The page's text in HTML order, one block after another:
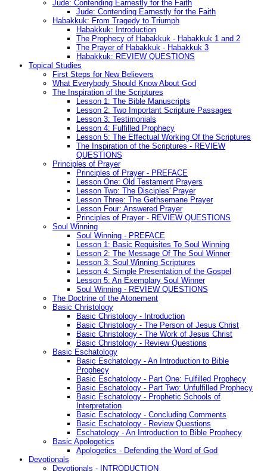
Jude: Contending Earnestly for the Faith
Jude: Contending Earnestly for the Faith
Habakkuk: From Tragedy to Triumph
Habakkuk: Introduction
The Prophecy of Habakkuk - Habakkuk 1 and 2
The Prayer of Habakkuk - Habakkuk 3
Habakkuk: REVIEW QUESTIONS
Topical Studies
First Steps for New Believers
What Everybody Should Know About God
The Inspiration of the Scriptures
Lesson 1: The Bible Manuscripts
Lesson 2: Two Important Scripture Passages
Lesson 3: Testimonials
Lesson 4: Fulfilled Prophecy
Lesson 5: The Effectual Working Of the Scriptures
The Inspiration of the Scriptures - REVIEW
QUESTIONS
Principles of Prayer
Principles of Prayer - PREFACE
Lesson One: Old Testament Prayers
Lesson Two: The Disciples' Prayer
Lesson Three: The Gethsemane Prayer
Lesson Four: Answered Prayer
Principles of Prayer - REVIEW QUESTIONS
Soul Winning
Soul Winning - PREFACE
Lesson 1: Basic Requisites To Soul Winning
Lesson 2: The Message Of The Soul Winner
Lesson 3: Soul Winning Scriptures
Lesson 4: Simple Presentation of the Gospel
Lesson 5: An Exemplary Soul Winner
Soul Winning - REVIEW QUESTIONS
The Doctrine of the Atonement
Basic Christology
Basic Christology - Introduction
Basic Christology - The Person of Jesus Christ
Basic Christology - The Work of Jesus Christ
Basic Christology - Review Questions
Basic Eschatology
Basic Eschatology - An Introduction to Bible
Prophecy
Basic Eschatology - Part One: Fulfilled Prophecy
Basic Eschatology - Part Two: Unfulfilled Prophecy
Basic Eschatology - Prophetic Schools of
Interpretation
Basic Eschatology - Concluding Comments
Basic Eschatology - Review Questions
Eschatology - An Introduction to Bible Prophecy
Basic Apologetics
Apologetics - Defending the Word of God
Devotionals
Devotionals - INTRODUCTION